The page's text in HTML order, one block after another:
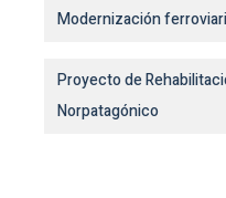
Modernización
Proyecto de
Norpatagónico